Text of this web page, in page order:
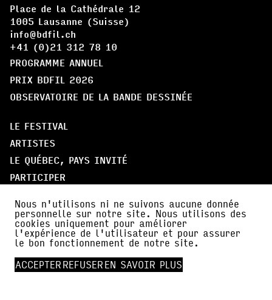
Place de la Cathédrale 12
1005 Lausanne (Suisse)
info@bdfil.ch
+41 (0)21 312 78 10
PROGRAMME ANNUEL
PRIX BDFIL 2026
OBSERVATOIRE DE LA BANDE DESSINÉE
LE FESTIVAL
ARTISTES
LE QUÉBEC, PAYS INVITÉ
PARTICIPER
À PROPOS
PARTENAIRES
AMI·E·S DE BDFIL
CERCLE DES MÉCÈNES
Nous n'utilisons ni ne suivons aucune donnée
personnelle sur notre site. Nous utilisons des
cookies uniquement pour améliorer
l'expérience de l'utilisateur et pour assurer
le bon fonctionnement de notre site.
ACCEPTERREFUSEREN SAVOIR PLUS